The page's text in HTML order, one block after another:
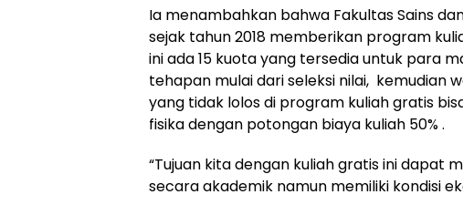
Ia menambahkan bahwa Fakultas Sains
sejak tahun 2018 memberikan program
ini ada 15 kuota yang tersedia untuk para
tehapan mulai dari seleksi nilai, kemudian
yang tidak lolos di program kuliah gratis
fisika dengan potongan biaya kuliah 50% .
“Tujuan kita dengan kuliah gratis ini dapat
secara akademik namun memiliki kondisi